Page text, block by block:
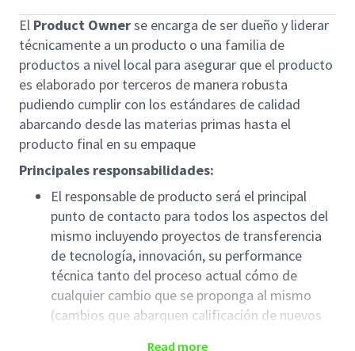
El Product Ownerse encarga de ser dueño y liderar
técnicamente a un producto o una familia de
productos a nivel local para asegurar que el producto
es elaborado por terceros de manera robusta
pudiendo cumplir con los estándares de calidad
abarcando desde las materias primas hasta el
producto final en su empaque
Principales responsabilidades:
El responsable de producto será el principal
punto de contacto para todos los aspectos del
mismo incluyendo proyectos de transferencia
de tecnología, innovación, su performance
técnica tanto del proceso actual cómo de
cualquier cambio que se proponga al mismo
(cambios que abarquen calificación de nuevos
Read more